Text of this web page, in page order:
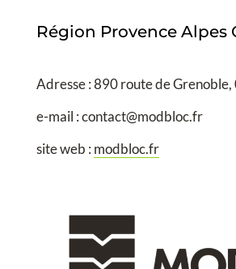
Région Provence Alpes
Adresse : 890 route de
e-mail : contact@modbloc.fr
site web : modbloc.fr